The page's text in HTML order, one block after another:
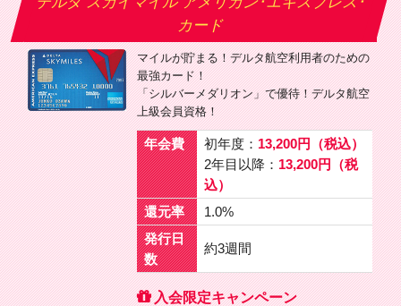
カード
マイルが貯まる！デルタ航空利用者のための
最強カード！
「シルバーメダリオン」で優待！デルタ航空
上級会員資格！
年会費 初年度： 13,200円（税込）
2年目以降： 13,200円（税
込）
還元率
1.0%
発行日
数
約3週間
入会限定キャンペーン